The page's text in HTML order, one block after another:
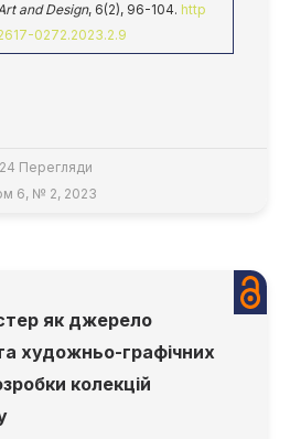
and Design, 6(2), 96-104. http
0272.2023.2.9
Перегляди
6, № 2, 2023
як джерело
художньо-графічних
колекцій